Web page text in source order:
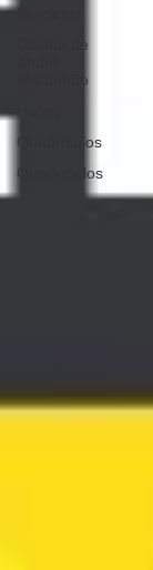
Coluna de
Maranhão
Quadrículos
Quadriciclos